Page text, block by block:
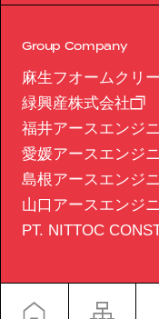
Group Company
麻生フオームクリ
緑興産株式会社
福井アースエンジ
愛媛アースエンジ
島根アースエンジ
山口アースエンジ
PT. NITTOC